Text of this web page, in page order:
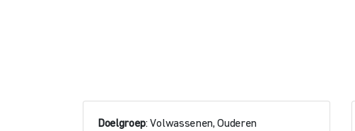
Doelgroep: Volwassenen, Ouderen